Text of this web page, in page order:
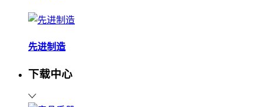
先进制造
下载中心